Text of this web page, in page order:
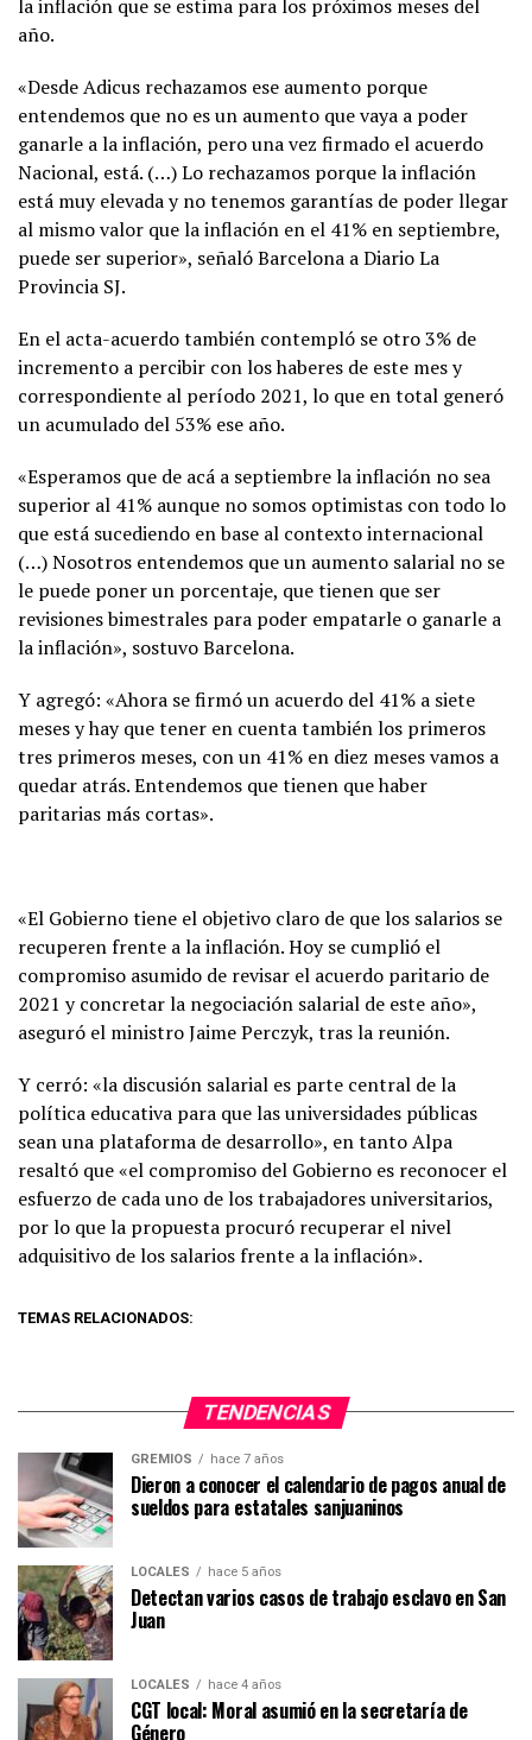
la inflación que se estima para los próximos meses del
año.
«Desde Adicus rechazamos ese aumento porque
entendemos que no es un aumento que vaya a poder
ganarle a la inflación, pero una vez firmado el acuerdo
Nacional, está. (…) Lo rechazamos porque la inflación
está muy elevada y no tenemos garantías de poder llegar
al mismo valor que la inflación en el 41% en septiembre,
puede ser superior», señaló Barcelona a Diario La
Provincia SJ.
En el acta-acuerdo también contempló se otro 3% de
incremento a percibir con los haberes de este mes y
correspondiente al período 2021, lo que en total generó
un acumulado del 53% ese año.
«Esperamos que de acá a septiembre la inflación no sea
superior al 41% aunque no somos optimistas con todo lo
que está sucediendo en base al contexto internacional
(…) Nosotros entendemos que un aumento salarial no se
le puede poner un porcentaje, que tienen que ser
revisiones bimestrales para poder empatarle o ganarle a
la inflación», sostuvo Barcelona.
Y agregó: «Ahora se firmó un acuerdo del 41% a siete
meses y hay que tener en cuenta también los primeros
tres primeros meses, con un 41% en diez meses vamos a
quedar atrás. Entendemos que tienen que haber
paritarias más cortas».
«El Gobierno tiene el objetivo claro de que los salarios se
recuperen frente a la inflación. Hoy se cumplió el
compromiso asumido de revisar el acuerdo paritario de
2021 y concretar la negociación salarial de este año»,
aseguró el ministro Jaime Perczyk, tras la reunión.
Y cerró: «la discusión salarial es parte central de la
política educativa para que las universidades públicas
sean una plataforma de desarrollo», en tanto Alpa
resaltó que «el compromiso del Gobierno es reconocer el
esfuerzo de cada uno de los trabajadores universitarios,
por lo que la propuesta procuró recuperar el nivel
adquisitivo de los salarios frente a la inflación».
TEMAS RELACIONADOS:
TENDENCIAS
GREMIOS hace 7 años
Dieron a conocer el calendario de pagos anual de
sueldos para estatales sanjuaninos
LOCALES hace 5 años
Detectan varios casos de trabajo esclavo en San
Juan
LOCALES hace 4 años
CGT local: Moral asumió en la secretaría de
Género